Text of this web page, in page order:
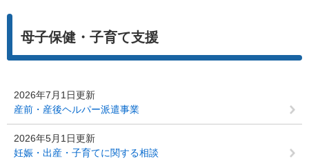
母子保健・子育て支援
2026年7月1日更新
産前・産後ヘルパー派遣事業
2026年5月1日更新
妊娠・出産・子育てに関する相談